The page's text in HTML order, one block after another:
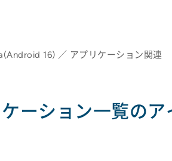
16) ／ アプリケーション関連
ーション一覧の